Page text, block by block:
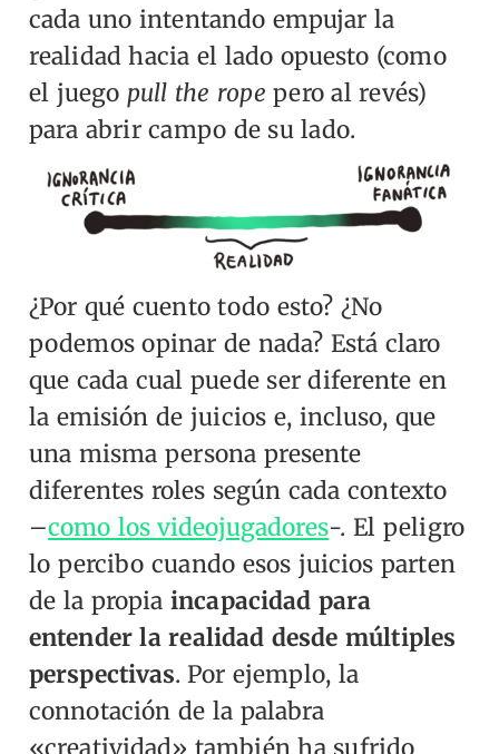
cada uno intentando empujar la
realidad hacia el lado opuesto (como
el juego pull the rope pero al revés)
para abrir campo de su lado.
¿Por qué cuento todo esto? ¿No
podemos opinar de nada? Está claro
que cada cual puede ser diferente en
la emisión de juicios e, incluso, que
una misma persona presente
diferentes roles según cada contexto
–como los videojugadores-. El peligro
lo percibo cuando esos juicios parten
de la propiaincapacidad para
entender la realidad desde múltiples
perspectivas. Por ejemplo, la
connotación de la palabra
«creatividad» también ha sufrido